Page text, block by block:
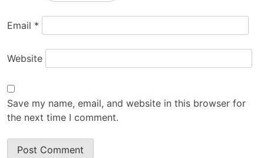
Email *
Website
Save my name, email, and website in this browser for
the next time I comment.